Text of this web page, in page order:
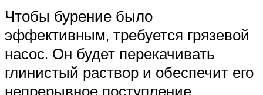
Чтобы бурение было
эффективным, требуется грязевой
насос. Он будет перекачивать
глинистый раствор и обеспечит его
непрерывное поступление.